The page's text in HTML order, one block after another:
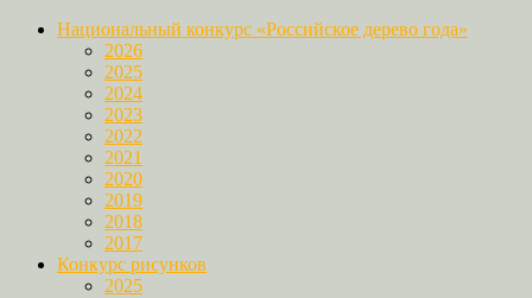
Национальный конкурс «Российское дерево года»
2026
2025
2024
2023
2022
2021
2020
2019
2018
2017
Конкурс рисунков
2025